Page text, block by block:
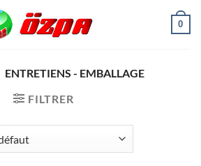
0
ENTRETIENS - EMBALLAGE
FILTRER